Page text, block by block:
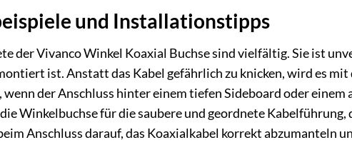
und Installations­tipps
der Vivanco Winkel Koaxial Buchse sind vielfältig. Sie ist
ist. Anstatt das Kabel gefährlich zu knicken, wird es
wenn der Anschluss hinter einem tiefen Sideboard oder
Winkelbuchse für die saubere und geordnete
Anschluss darauf, das Koaxialkabel korrekt abzumanteln